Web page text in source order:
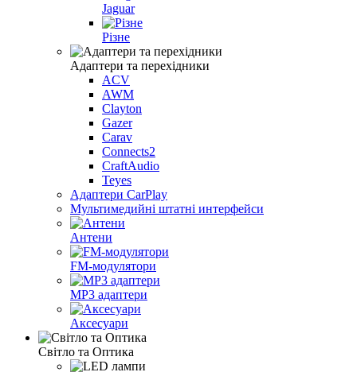
Jaguar
Різне
Адаптери та перехідники
ACV
AWM
Clayton
Gazer
Carav
Connects2
CraftAudio
Teyes
Адаптери CarPlay
Мультимедийні штатні интерфейси
Антени
FM-модулятори
MP3 адаптери
Аксесуари
Світло та Оптика